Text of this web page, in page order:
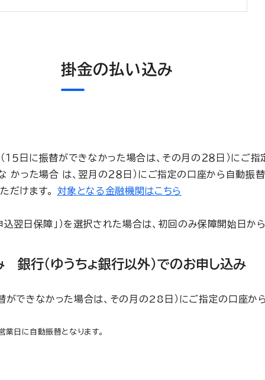
掛金の払い込み
５日に振替ができなかった場合は、その月の２８日）にご
かった場合 は、翌月の２８日）にご指定の口座から自動振替
だけます。 対象となる金融機関はこちら
翌日保障」）を選択された場合は、初回のみ保障開始日か
銀行（ゆうちょ銀行以外）でのお申し込み
できなかった場合は、その月の28日）にご指定の口座か
日に自動振替となります。